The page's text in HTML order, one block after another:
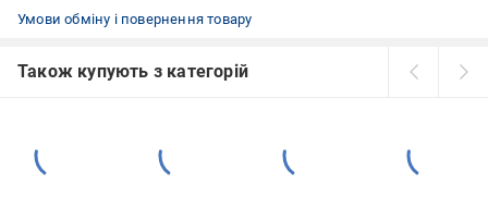
Умови обміну і повернення товару
Також купують з категорій